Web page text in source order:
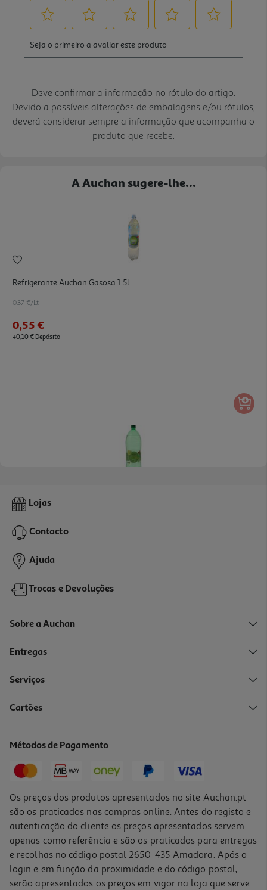
Deve confirmar a informação no rótulo do artigo.
Devido a possíveis alterações de embalagens e/ou rótulos,
deverá considerar sempre a informação que acompanha o
produto que recebe.
A Auchan sugere-lhe...
Refrigerante Auchan Gasosa 1.5l
0.37 €/Lt
0,55 €
+0,10 € Depósito
Refrigerante Auchan Lima Limão 2l
0,99 €
+0,10 € Depósito
+0,10 € Depósito
Lojas
Contacto
Ajuda
Trocas e Devoluções
Sobre a Auchan
Entregas
Serviços
Cartões
Métodos de Pagamento
Os preços dos produtos apresentados no site Auchan.pt
são os praticados nas compras online. Antes do registo e
autenticação do cliente os preços apresentados servem
apenas como referência e são os praticados para entregas
e recolhas no código postal 2650-435 Amadora. Após o
login e em função da proximidade e do código postal,
serão apresentados os preços em vigor na loja que serve